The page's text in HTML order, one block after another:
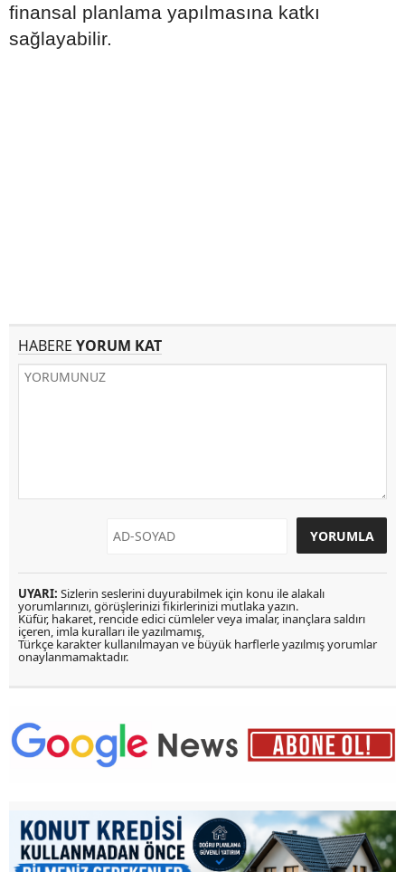
finansal planlama yapılmasına katkı
sağlayabilir.
HABERE YORUM KAT
UYARI: Sizlerin seslerini duyurabilmek için konu ile alakalı
yorumlarınızı, görüşlerinizi fikirlerinizi mutlaka yazın.
Küfür, hakaret, rencide edici cümleler veya imalar, inançlara saldırı
içeren, imla kuralları ile yazılmamış,
Türkçe karakter kullanılmayan ve büyük harflerle yazılmış yorumlar
onaylanmamaktadır.